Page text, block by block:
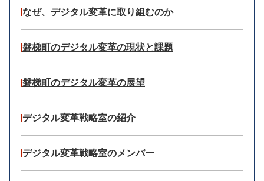
なぜ、デジタル変革に取り組むのか
磐梯町のデジタル変革の現状と課題
磐梯町のデジタル変革の展望
デジタル変革戦略室の紹介
デジタル変革戦略室のメンバー